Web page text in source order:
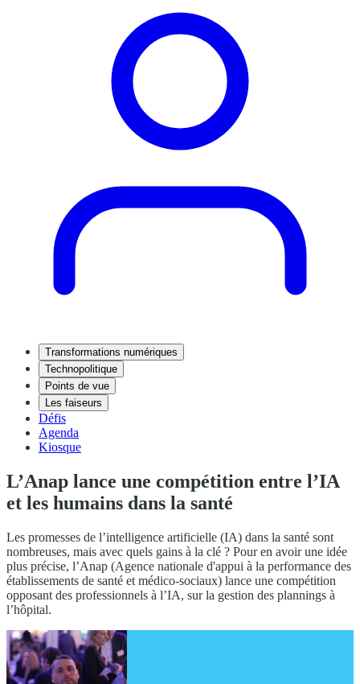
Transformations numériques
Technopolitique
Points de vue
Les faiseurs
Défis
Agenda
Kiosque
L’Anap lance une compétition entre l’IA
et les humains dans la santé
Les promesses de l’intelligence artificielle (IA) dans la santé sont
nombreuses, mais avec quels gains à la clé ? Pour en avoir une idée
plus précise, l’Anap (Agence nationale d'appui à la performance des
établissements de santé et médico-sociaux) lance une compétition
opposant des professionnels à l’IA, sur la gestion des plannings à
l’hôpital.